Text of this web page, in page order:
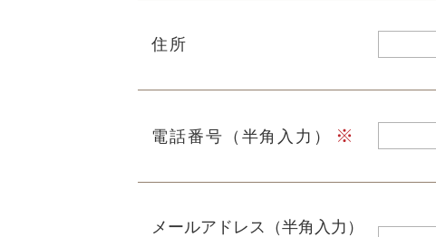
住所
電話番号（半角入力）
メールアドレス（半角入力）